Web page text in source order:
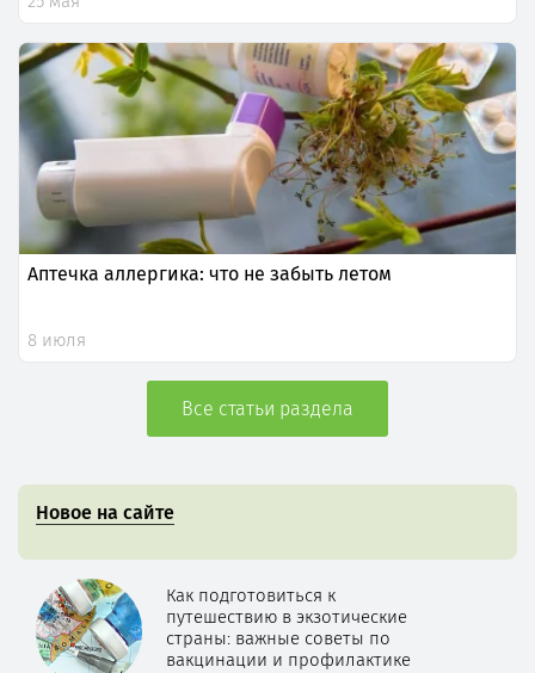
Аптечка аллергика: что не забыть летом
8 июля
Все статьи раздела
Новое на сайте
Как подготовиться к
путешествию в экзотические
страны: важные советы по
вакцинации и профилактике